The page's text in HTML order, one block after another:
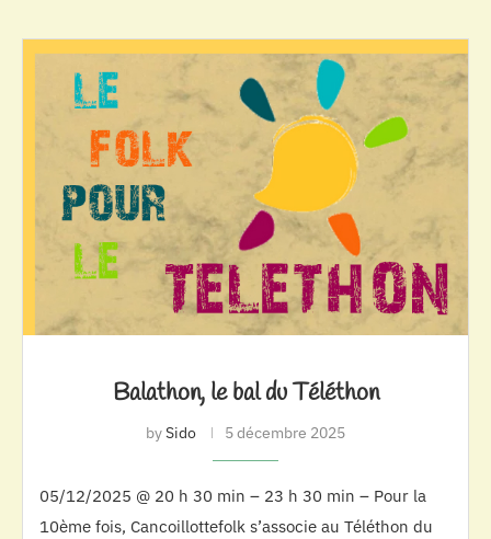
Balathon, le bal du Téléthon
bySido 5 décembre 2025
05/12/2025 @ 20 h 30 min – 23 h 30 min – Pour la
10ème fois, Cancoillottefolk s’associe au Téléthon du